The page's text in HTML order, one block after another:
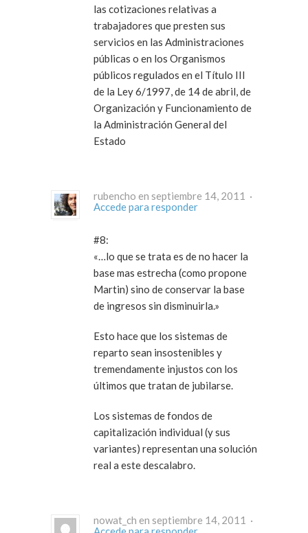
las cotizaciones relativas a
trabajadores que presten sus
servicios en las Administraciones
públicas o en los Organismos
públicos regulados en el Título III
de la Ley 6/1997, de 14 de abril, de
Organización y Funcionamiento de
la Administración General del
Estado
rubencho en septiembre 14, 2011 ·
Accede para responder
#8:
«…lo que se trata es de no hacer la
base mas estrecha (como propone
Martin) sino de conservar la base
de ingresos sin disminuirla.»
Esto hace que los sistemas de
reparto sean insostenibles y
tremendamente injustos con los
últimos que tratan de jubilarse.
Los sistemas de fondos de
capitalización individual (y sus
variantes) representan una solución
real a este descalabro.
nowat_ch en septiembre 14, 2011 ·